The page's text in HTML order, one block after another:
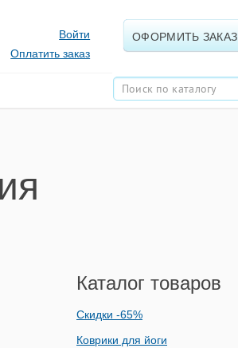
ОФОРМИТЬ ЗАКАЗ
Войти
Оплатить заказ
Каталог товаров
Скидки -65%
Коврики для йоги